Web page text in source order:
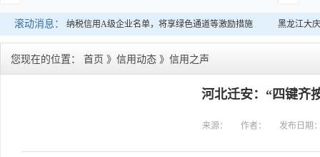
滚动消息：
发布连续10年纳税信用A级企业名单，将享绿色通道等激励措施 黑龙江大
您现在的位置： 首页 》 信用动态 》 信用之声
河北迁安：“四键齐
来源： 作者： 发布日期